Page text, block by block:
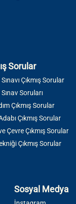
Sorular
Çıkmış Sorular
Soruları
Çıkmış Sorular
Çıkmış Sorular
Çevre Çıkmış Sorular
Çıkmış Sorular
Sosyal Medya